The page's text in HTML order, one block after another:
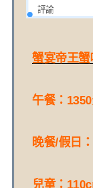
評論
蟹宴帝王
午餐：
晚餐/假日
兒童：